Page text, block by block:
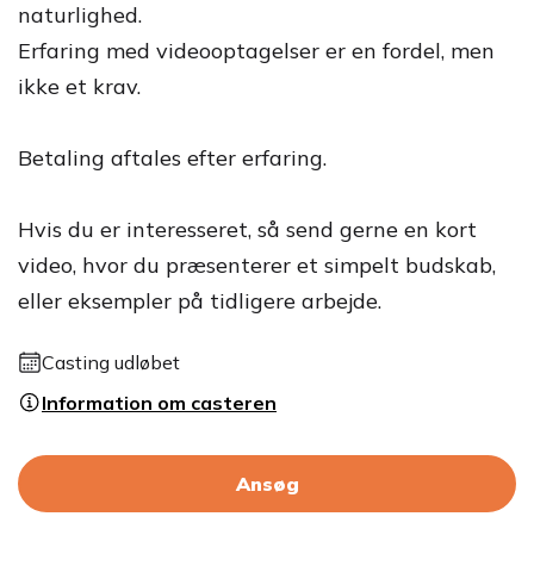
naturlighed.
Erfaring med videooptagelser er en fordel, men
ikke et krav.
Betaling aftales efter erfaring.
Hvis du er interesseret, så send gerne en kort
video, hvor du præsenterer et simpelt budskab,
eller eksempler på tidligere arbejde.
Casting udløbet
Information om casteren
Ansøg